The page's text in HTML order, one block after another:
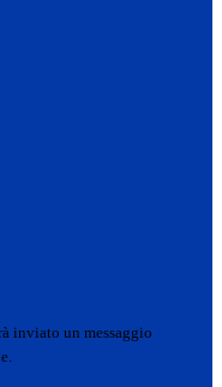
inviato un messaggio